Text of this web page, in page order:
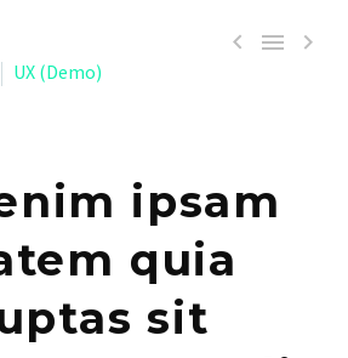
  
UX (Demo)
ipsam
quia
sit